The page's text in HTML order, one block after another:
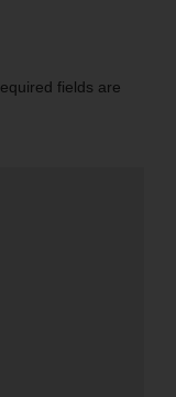
fields are